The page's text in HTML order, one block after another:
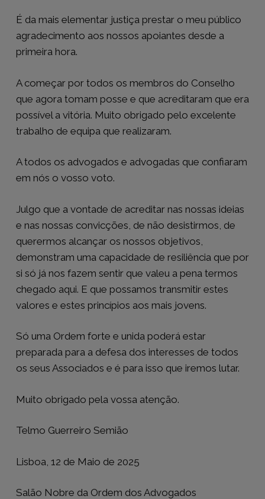
É da mais elementar justiça prestar o meu público
agradecimento aos nossos apoiantes desde a
primeira hora.
A começar por todos os membros do Conselho
que agora tomam posse e que acreditaram que era
possível a vitória. Muito obrigado pelo excelente
trabalho de equipa que realizaram.
A todos os advogados e advogadas que confiaram
em nós o vosso voto.
Julgo que a vontade de acreditar nas nossas ideias
e nas nossas convicções, de não desistirmos, de
querermos alcançar os nossos objetivos,
demonstram uma capacidade de resiliência que por
si só já nos fazem sentir que valeu a pena termos
chegado aqui. E que possamos transmitir estes
valores e estes princípios aos mais jovens.
Só uma Ordem forte e unida poderá estar
preparada para a defesa dos interesses de todos
os seus Associados e é para isso que iremos lutar.
Muito obrigado pela vossa atenção.
Telmo Guerreiro Semião
Lisboa, 12 de Maio de 2025
Salão Nobre da Ordem dos Advogados